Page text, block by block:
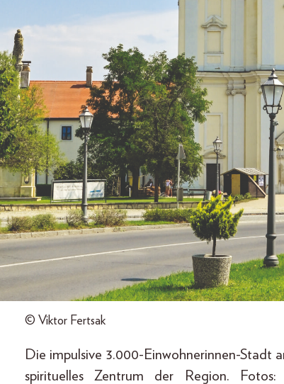
© Viktor Fertsak
Die impulsive 3.000-Einwohnerinnen-Stadt
spirituelles Zentrum der Region.